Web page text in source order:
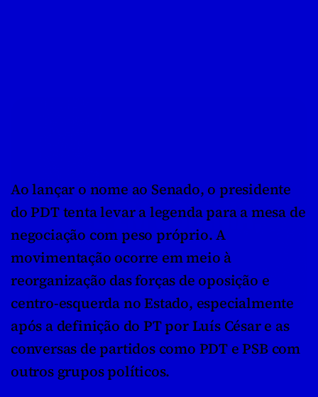
Ao lançar o nome ao Senado, o presidente
do PDT tenta levar a legenda para a mesa de
negociação com peso próprio. A
movimentação ocorre em meio à
reorganização das forças de oposição e
centro-esquerda no Estado, especialmente
após a definição do PT por Luís César e as
conversas de partidos como PDT e PSB com
outros grupos políticos.